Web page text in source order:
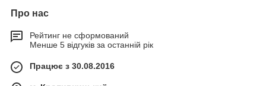
Про нас
Рейтинг не сформований
Менше 5 відгуків за останній рік
Працює з 30.08.2016